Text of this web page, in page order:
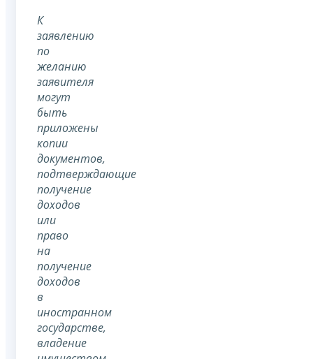
К
заявлению
по
желанию
заявителя
могут
быть
приложены
копии
документов,
подтверждающие
получение
доходов
или
право
на
получение
доходов
в
иностранном
государстве,
владение